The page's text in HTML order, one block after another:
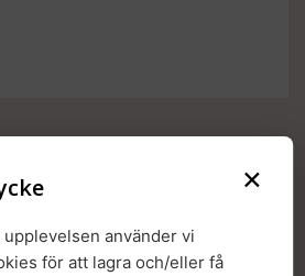
×
använder vi
för att lagra och/eller få